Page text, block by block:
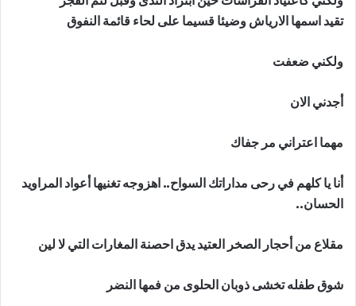
تقيد اسمها الارياش وضيئا قسيما على لحاء قائمة النفوق
ولكني ضعفت
أجدني الان
مهما اعتراني مر جفاك
أنا يا كلهم في رحى مداراتك السواح.. اهزوجه تغنيها أعواد المراويد
الحسان..
مقلاع من أحجار الصخر العتيد يدق احصنة المغارات التي لا لين
شوق طفله تخشى ذوبان الحلوى من فمها النضر